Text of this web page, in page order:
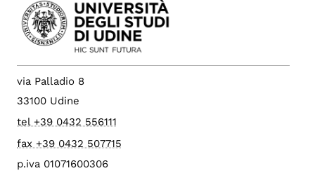
via Palladio 8
33100 Udine
tel +39 0432 556111
fax +39 0432 507715
p.iva 01071600306